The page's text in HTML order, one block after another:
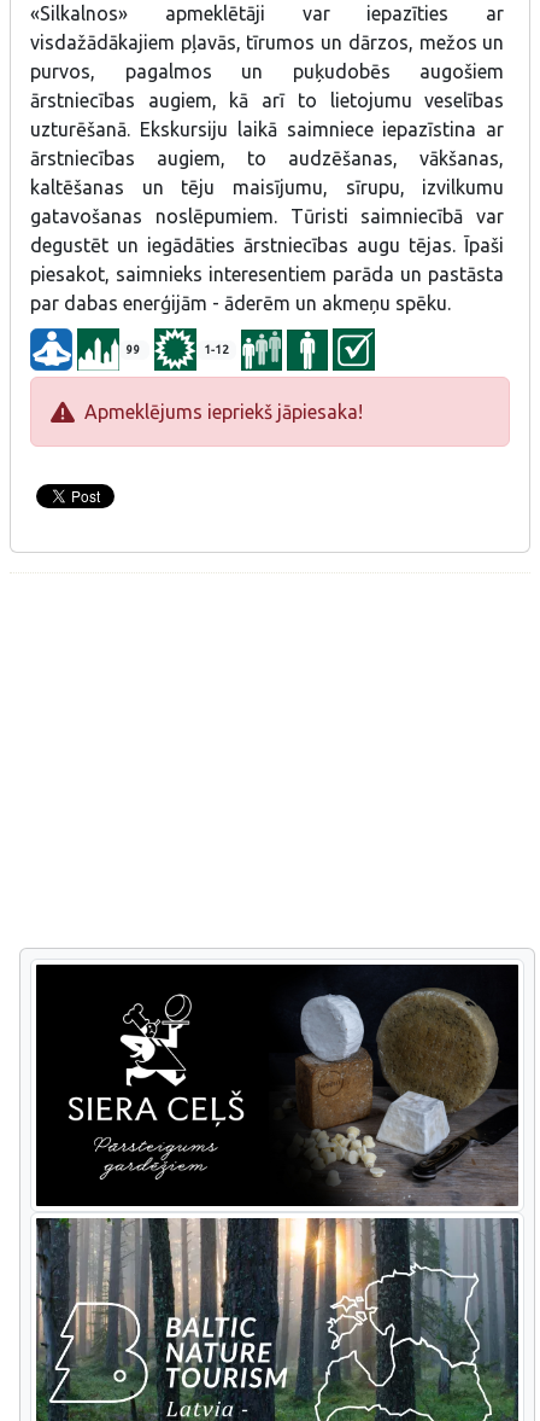
kaltēšanas un tēju maisījumu, sīrupu, izvilkumu gatavošanas
noslēpumiem. Tūristi saimniecībā var degustēt un iegādāties
ārstniecības augu tējas. Īpaši piesakot, saimnieks interesentiem
parāda un pastāsta par dabas enerģijām - āderēm un akmeņu
spēku.
«Silkalnos» apmeklētāji var iepazīties ar
visdažādākajiem pļavās, tīrumos un dārzos, mežos un
purvos, pagalmos un puķudobēs augošiem
ārstniecības augiem, kā arī to lietojumu veselības
uzturēšanā. Ekskursiju laikā saimniece iepazīstina ar
ārstniecības augiem, to audzēšanas, vākšanas,
kaltēšanas un tēju maisījumu, sīrupu, izvilkumu
gatavošanas noslēpumiem. Tūristi saimniecībā var
degustēt un iegādāties ārstniecības augu tējas. Īpaši
piesakot, saimnieks interesentiem parāda un pastāsta
par dabas enerģijām - āderēm un akmeņu spēku.
99 1-12
Apmeklējums iepriekš jāpiesaka!